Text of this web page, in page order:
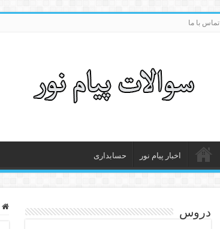
تماس با ما
اخبار پیام نور حسابداری
دروس